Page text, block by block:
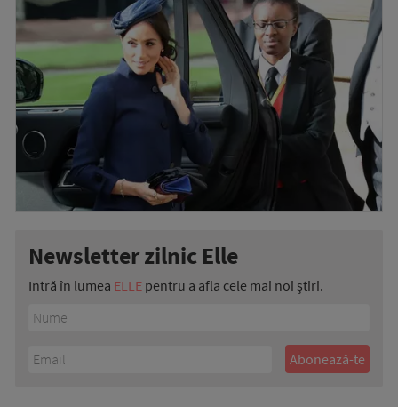
Newsletter zilnic Elle
Intră în lumea ELLE pentru a afla cele mai noi știri.